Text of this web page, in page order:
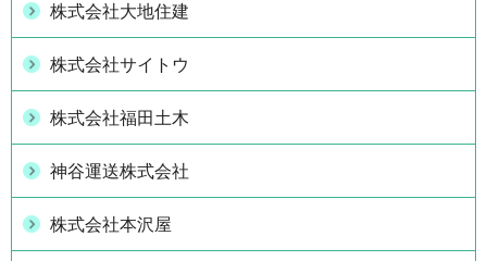
株式会社大地住建
株式会社サイトウ
株式会社福田土木
神谷運送株式会社
株式会社本沢屋